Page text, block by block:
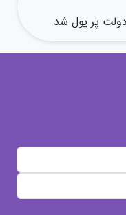
پر پول شد